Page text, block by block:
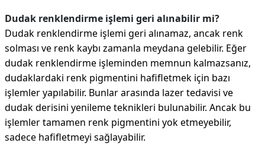
Dudak renklendirme işlemi geri alınabilir mi?
Dudak renklendirme işlemi geri alınamaz, ancak renk
solması ve renk kaybı zamanla meydana gelebilir. Eğer
dudak renklendirme işleminden memnun kalmazsanız,
dudaklardaki renk pigmentini hafifletmek için bazı
işlemler yapılabilir. Bunlar arasında lazer tedavisi ve
dudak derisini yenileme teknikleri bulunabilir. Ancak bu
işlemler tamamen renk pigmentini yok etmeyebilir,
sadece hafifletmeyi sağlayabilir.